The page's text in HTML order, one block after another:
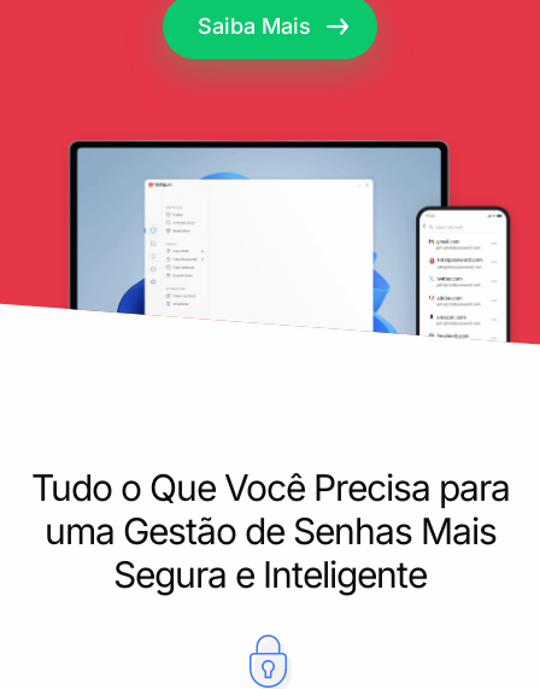
Saiba Mais
Tudo o Que Você Precisa para
uma Gestão de Senhas Mais
Segura e Inteligente